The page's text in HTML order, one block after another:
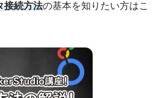
接続方法の基本を知りたい方はこ